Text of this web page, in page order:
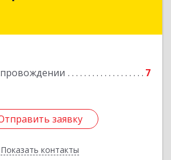
7
заявку
Показать контакты
заявку
Назад